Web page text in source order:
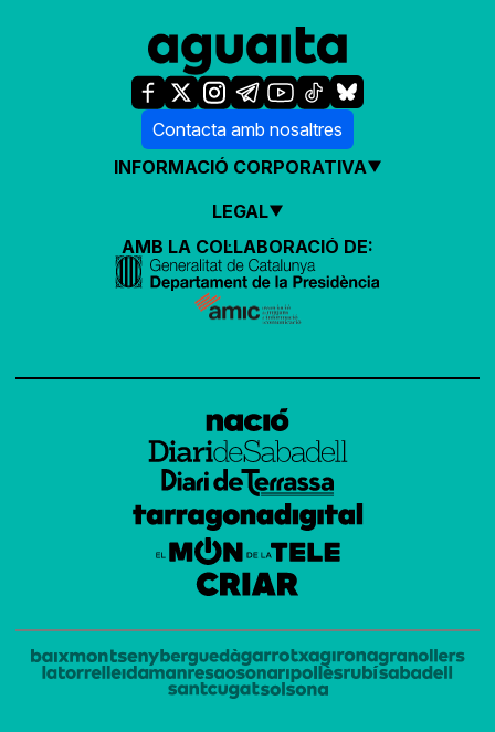
Contacta amb nosaltres
INFORMACIÓ CORPORATIVA
LEGAL
AMB LA COL·LABORACIÓ DE: